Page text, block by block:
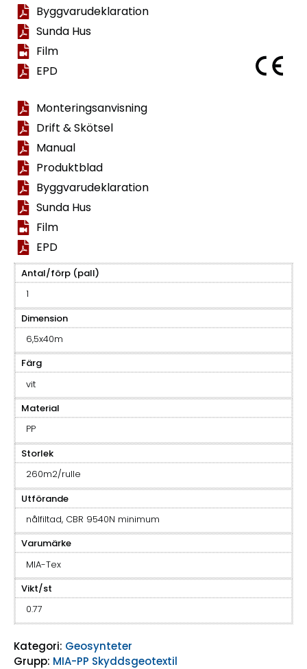
Byggvarudeklaration
Sunda Hus
Film
EPD
Monteringsanvisning
Drift & Skötsel
Manual
Produktblad
Byggvarudeklaration
Sunda Hus
Film
EPD
Antal/förp (pall)
1
Dimension
6,5x40m
Färg
vit
Material
PP
Storlek
260m2/rulle
Utförande
nålfiltad, CBR 9540N minimum
Varumärke
MIA-Tex
Vikt/st
0.77
Kategori: Geosynteter
Grupp: MIA-PP Skyddsgeotextil